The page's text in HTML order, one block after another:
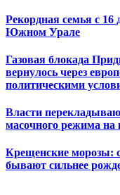
Рекордная семья с 16
Южном Урале
Газовая блокада
вернулось через
политическими
Власти
масочного режима на
Крещенские морозы:
бывают сильнее